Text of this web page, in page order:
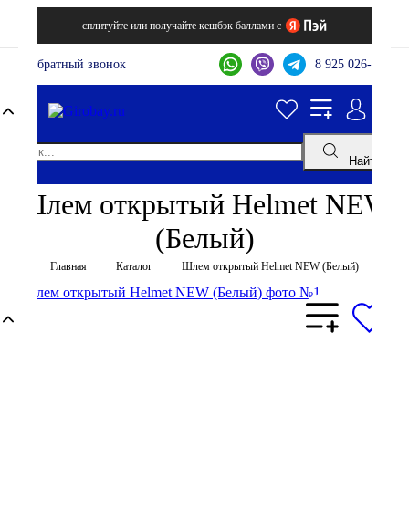
сплитуйте или получайте кешбэк баллами с
Обратный звонок 8 925 026-44-22
Найти
Шлем открытый Helmet NEW
(Белый)
Главная Каталог Шлем открытый Helmet NEW (Белый)